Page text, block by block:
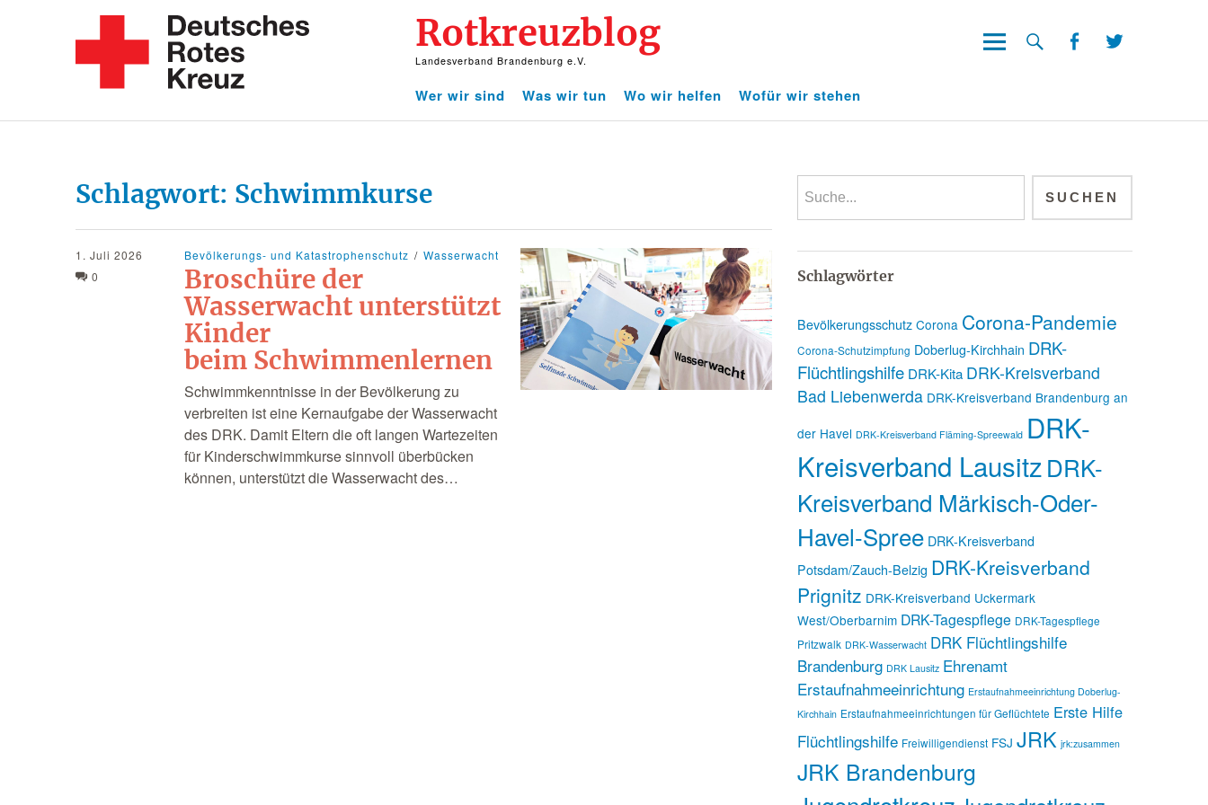
Rotkreuzblog
Landesverband Brandenburg e.V.
Wer wir sind
Was wir tun Wo wir helfen Wofür wir stehen
Schlagwort: Schwimmkurse
1. Juli 2026
0
Bevölkerungs- und Katastrophenschutz Wasserwacht
Broschüre der
Wasserwacht unterstützt
Kinder
beim Schwimmenlernen
Schwimmkenntnisse in der Bevölkerung zu
verbreiten ist eine Kernaufgabe der Wasserwacht
des DRK. Damit Eltern die oft langen Wartezeiten
für Kinderschwimmkurse sinnvoll überbücken
können, unterstützt die Wasserwacht des…
Schlagwörter
Bevölkerungsschutz Corona Corona-Pandemie
Corona-Schutzimpfung Doberlug-Kirchhain DRK-
Flüchtlingshilfe DRK-Kita DRK-Kreisverband
Bad Liebenwerda DRK-Kreisverband Brandenburg an
der Havel DRK-Kreisverband Fläming-Spreewald DRK-
Kreisverband LausitzDRK-
Kreisverband Märkisch-Oder-
Havel-Spree DRK-Kreisverband
Potsdam/Zauch-Belzig DRK-Kreisverband
Prignitz DRK-Kreisverband Uckermark
West/Oberbarnim DRK-Tagespflege DRK-Tagespflege
Pritzwalk DRK-Wasserwacht DRK Flüchtlingshilfe
Brandenburg DRK Lausitz Ehrenamt
Erstaufnahmeeinrichtung Erstaufnahmeeinrichtung Doberlug-
Kirchhain Erstaufnahmeeinrichtungen für Geflüchtete Erste Hilfe
Flüchtlingshilfe Freiwilligendienst FSJ JRK jrk:zusammen
JRK Brandenburg